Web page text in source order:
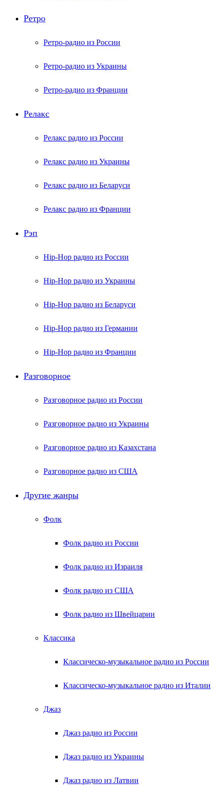
Ретро
Ретро-радио из России
Ретро-радио из Украины
Ретро-радио из Франции
Релакс
Релакс радио из России
Релакс радио из Украины
Релакс радио из Беларуси
Релакс радио из Франции
Рэп
Hip-Hop радио из России
Hip-Hop радио из Украины
Hip-Hop радио из Беларуси
Hip-Hop радио из Германии
Hip-Hop радио из Франции
Разговорное
Разговорное радио из России
Разговорное радио из Украины
Разговорное радио из Казахстана
Разговорное радио из США
Другие жанры
Фолк
Фолк радио из России
Фолк радио из Израиля
Фолк радио из США
Фолк радио из Швейцарии
Классика
Классическо-музыкальное радио из России
Классическо-музыкальное радио из Италии
Джаз
Джаз радио из России
Джаз радио из Украины
Джаз радио из Латвии